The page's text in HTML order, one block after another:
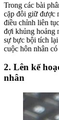
Trong các bài
cặp đôi giữ được
điều chỉnh liên
đợi khủng hoảng
sự bực bội tích
cuộc hôn nhân
2. Lên kế
nhân